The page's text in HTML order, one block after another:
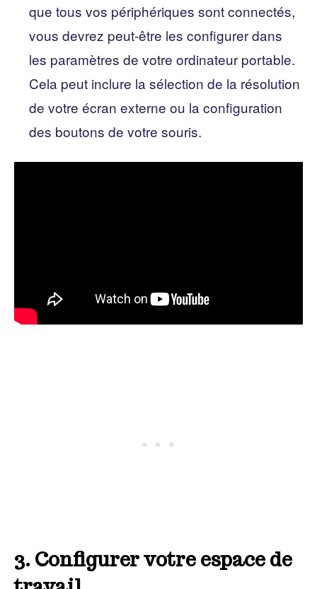
que tous vos périphériques sont connectés,
vous devrez peut-être les configurer dans
les paramètres de votre ordinateur portable.
Cela peut inclure la sélection de la résolution
de votre écran externe ou la configuration
des boutons de votre souris.
3. Configurer votre espace de